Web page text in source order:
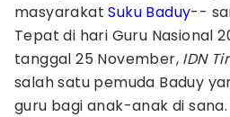
masyarakatSuku Baduy--
Tepat di hari Guru Nasional
tanggal 25 November, IDN
salah satu pemuda Baduy
guru bagi anak-anak di